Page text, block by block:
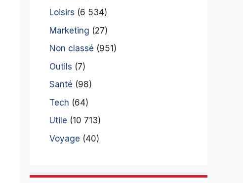
Loisirs (6 534)
Marketing (27)
Non classé (951)
Outils (7)
Santé (98)
Tech (64)
Utile (10 713)
Voyage (40)